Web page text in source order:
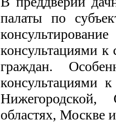
палаты по
консультациями к
граждан.
консультациями
областях, Москве